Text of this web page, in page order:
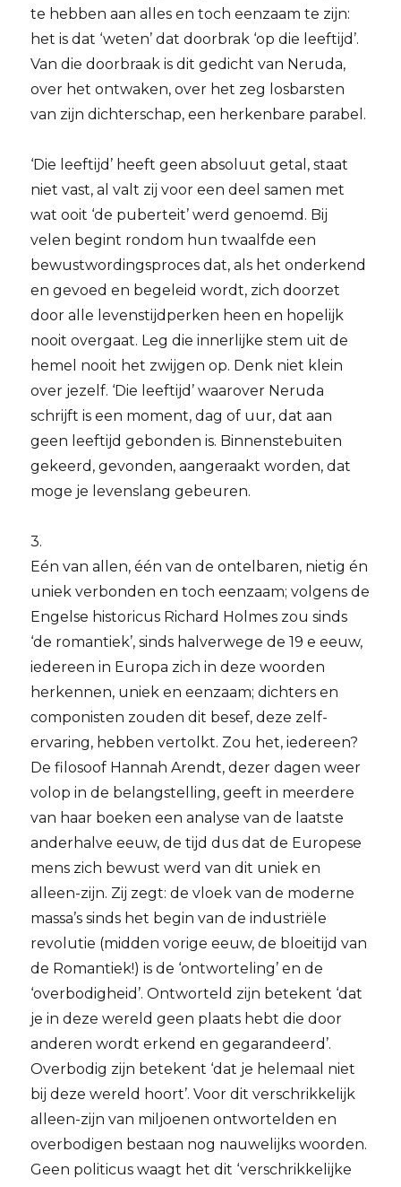
te hebben aan alles en toch eenzaam te zijn:
het is dat ‘weten’ dat doorbrak ‘op die leeftijd’.
Van die doorbraak is dit gedicht van Neruda,
over het ontwaken, over het zeg losbarsten
van zijn dichterschap, een herkenbare parabel.
‘Die leeftijd’ heeft geen absoluut getal, staat
niet vast, al valt zij voor een deel samen met
wat ooit ‘de puberteit’ werd genoemd. Bij
velen begint rondom hun twaalfde een
bewustwordingsproces dat, als het onderkend
en gevoed en begeleid wordt, zich doorzet
door alle levenstijdperken heen en hopelijk
nooit overgaat. Leg die innerlijke stem uit de
hemel nooit het zwijgen op. Denk niet klein
over jezelf. ‘Die leeftijd’ waarover Neruda
schrijft is een moment, dag of uur, dat aan
geen leeftijd gebonden is. Binnenstebuiten
gekeerd, gevonden, aangeraakt worden, dat
moge je levenslang gebeuren.
3.
Eén van allen, één van de ontelbaren, nietig én
uniek verbonden en toch eenzaam; volgens de
Engelse historicus Richard Holmes zou sinds
‘de romantiek’, sinds halverwege de 19 e eeuw,
iedereen in Europa zich in deze woorden
herkennen, uniek en eenzaam; dichters en
componisten zouden dit besef, deze zelf-
ervaring, hebben vertolkt. Zou het, iedereen?
De filosoof Hannah Arendt, dezer dagen weer
volop in de belangstelling, geeft in meerdere
van haar boeken een analyse van de laatste
anderhalve eeuw, de tijd dus dat de Europese
mens zich bewust werd van dit uniek en
alleen-zijn. Zij zegt: de vloek van de moderne
massa’s sinds het begin van de industriële
revolutie (midden vorige eeuw, de bloeitijd van
de Romantiek!) is de ‘ontworteling’ en de
‘overbodigheid’. Ontworteld zijn betekent ‘dat
je in deze wereld geen plaats hebt die door
anderen wordt erkend en gegarandeerd’.
Overbodig zijn betekent ‘dat je helemaal niet
bij deze wereld hoort’. Voor dit verschrikkelijk
alleen-zijn van miljoenen ontwortelden en
overbodigen bestaan nog nauwelijks woorden.
Geen politicus waagt het dit ‘verschrikkelijke